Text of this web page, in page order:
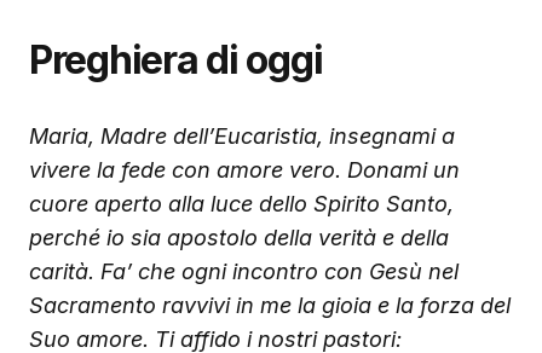
Preghiera di oggi
Maria, Madre dell’Eucaristia, insegnami a
vivere la fede con amore vero. Donami un
cuore aperto alla luce dello Spirito Santo,
perché io sia apostolo della verità e della
carità. Fa’ che ogni incontro con Gesù nel
Sacramento ravvivi in me la gioia e la forza del
Suo amore. Ti affido i nostri pastori: